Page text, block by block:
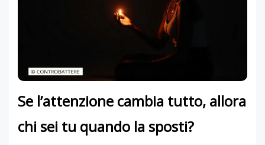
Se l’attenzione cambia tutto, allora
chi sei tu quando la sposti?